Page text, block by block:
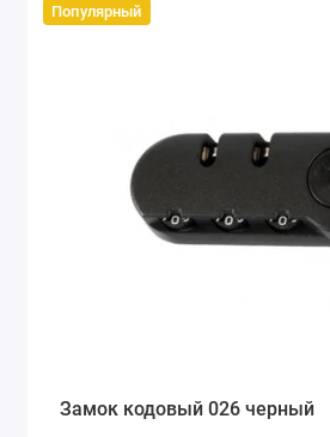
Популярный
Замок кодовый 026 черный